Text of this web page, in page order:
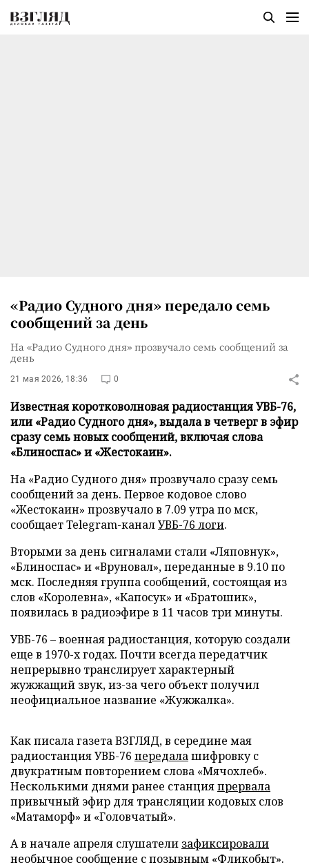
«Радио Судного дня» передало семь
сообщений за день
На «Радио Судного дня» прозвучало семь сообщений за
день
21 мая 2026, 18:36 0
Известная коротковолновая радиостанция УВБ-76,
или «Радио Судного дня», выдала в четверг в эфир
сразу семь новых сообщений, включая слова
«Блиноспас» и «Жестокаин».
На «Радио Судного дня» прозвучало сразу семь
сообщений за день. Первое кодовое слово
«Жестокаин» прозвучало в 7.09 утра по мск,
сообщает Telegram-каналУВБ-76 логи.
Вторыми за день сигналами стали «Ляповнук»,
«Блиноспас» и «Вруновал», переданные в 9.10 по
мск. Последняя группа сообщений, состоящая из
слов «Королевна», «Капосук» и «Братошик»,
появилась в радиоэфире в 11 часов три минуты.
УВБ-76 – военная радиостанция, которую создали
еще в 1970-х годах. Почти всегда передатчик
непрерывно транслирует характерный
жужжащий звук, из-за чего объект получил
неофициальное название «Жужжалка».
Как писала газета ВЗГЛЯД, в середине мая
радиостанция УВБ-76 передалашифровку с
двукратным повторением слова «Мячохлеб».
Несколькими днями ранее станцияпрервала
привычный эфир для трансляции кодовых слов
«Матаморф» и «Головчатый».
А в начале апреля слушатели зафиксировали
необычное сообщение с позывным «Фликобыт».